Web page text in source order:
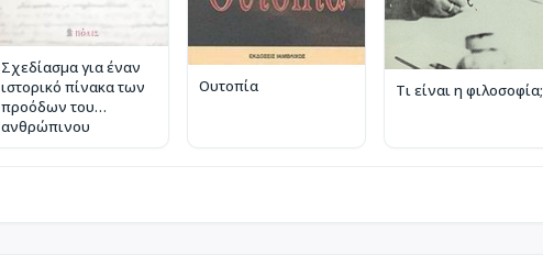
Σχεδίασμα για έναν
ιστορικό πίνακα των
προόδων του
ανθρώπινου
Ουτοπία Τι είναι η φιλοσοφία;